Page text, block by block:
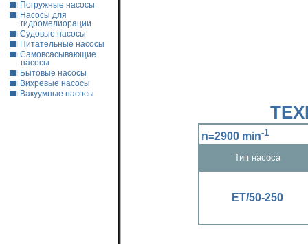
Погружные насосы
Насосы для
гидромелиорации
Судовые насосы
Питательные насосы
Самовсасывающие
насосы
Бытовые насосы
Вихревые насосы
Вакуумные насосы
n=2900 min-1
Тип насоса
ЕТ/50-250